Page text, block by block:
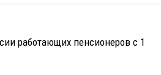
работающих пенсионеров с 1